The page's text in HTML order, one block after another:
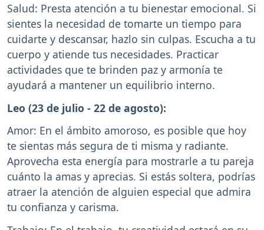
Salud: Presta atención a tu bienestar emocional. Si
sientes la necesidad de tomarte un tiempo para
cuidarte y descansar, hazlo sin culpas. Escucha a tu
cuerpo y atiende tus necesidades. Practicar
actividades que te brinden paz y armonía te
ayudará a mantener un equilibrio interno.
Leo (23 de julio - 22 de agosto):
Amor: En el ámbito amoroso, es posible que hoy
te sientas más segura de ti misma y radiante.
Aprovecha esta energía para mostrarle a tu pareja
cuánto la amas y aprecias. Si estás soltera, podrías
atraer la atención de alguien especial que admira
tu confianza y carisma.